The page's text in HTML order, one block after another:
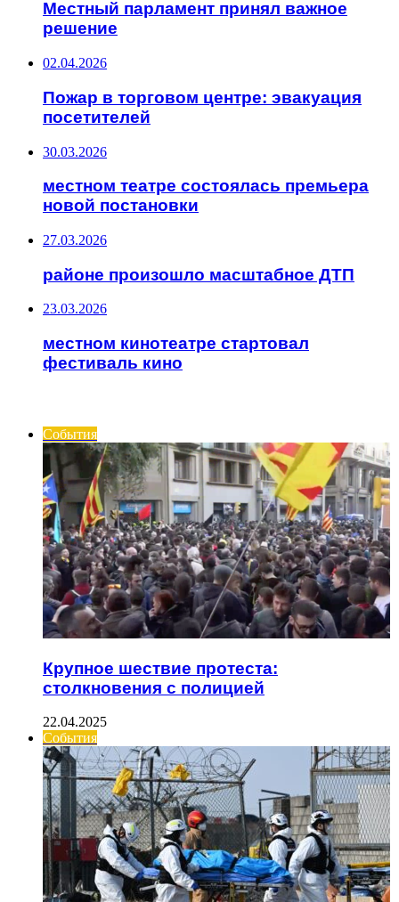
Местный парламент принял важное
решение
02.04.2026
Пожар в торговом центре: эвакуация
посетителей
30.03.2026
местном театре состоялась премьера
новой постановки
27.03.2026
районе произошло масштабное ДТП
23.03.2026
местном кинотеатре стартовал
фестиваль кино
События
Крупное шествие протеста:
столкновения с полицией
22.04.2025
События